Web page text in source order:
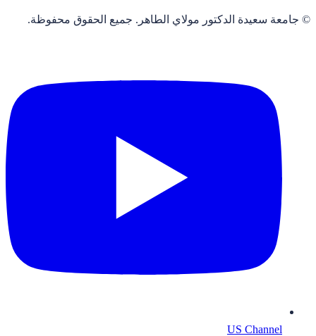
© جامعة سعيدة الدكتور مولاي الطاهر. جميع الحقوق محفوظة.
US Channel